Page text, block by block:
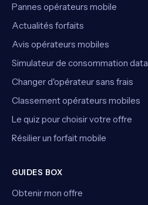
Pannes opérateurs mobile
Actualités forfaits
Avis opérateurs mobiles
Simulateur de consommation data
Changer d'opérateur sans frais
Classement opérateurs mobiles
Le quiz pour choisir votre offre
Résilier un forfait mobile
GUIDES BOX
Obtenir mon offre